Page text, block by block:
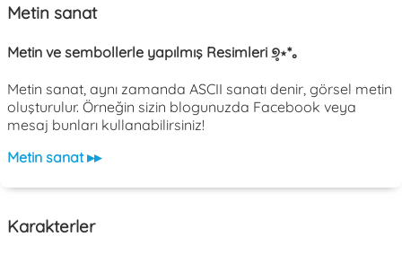
Metin sanat
Metin ve sembollerle yapılmış Resimleri ୭̥⋆*｡
Metin sanat, aynı zamanda ASCII sanatı denir, görsel metin
oluşturulur. Örneğin sizin blogunuzda Facebook veya
mesaj bunları kullanabilirsiniz!
Metin sanat ▸▸
Karakterler